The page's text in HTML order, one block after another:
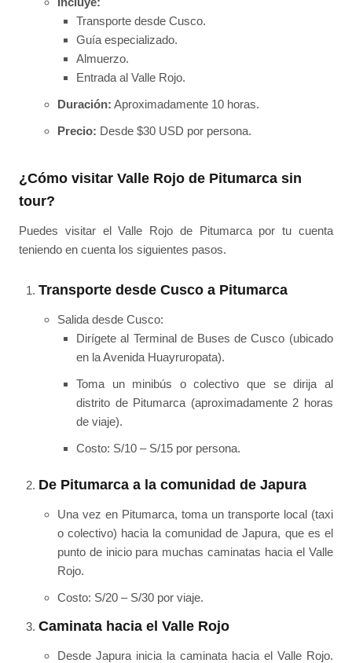
Transporte desde Cusco.
Guía especializado.
Almuerzo.
Entrada al Valle Rojo.
Duración: Aproximadamente 10 horas.
Precio: Desde $30 USD por persona.
¿Cómo visitar Valle Rojo de Pitumarca sin
tour?
Puedes visitar el Valle Rojo de Pitumarca por tu cuenta
teniendo en cuenta los siguientes pasos.
Transporte desde Cusco a Pitumarca
Salida desde Cusco:
Dirígete al Terminal de Buses de Cusco (ubicado
en la Avenida Huayruropata).
Toma un minibús o colectivo que se dirija al
distrito de Pitumarca (aproximadamente 2 horas
de viaje).
Costo: S/10 – S/15 por persona.
De Pitumarca a la comunidad de Japura
Una vez en Pitumarca, toma un transporte local (taxi
o colectivo) hacia la comunidad de Japura, que es el
punto de inicio para muchas caminatas hacia el Valle
Rojo.
Costo: S/20 – S/30 por viaje.
Caminata hacia el Valle Rojo
Desde Japura inicia la caminata hacia el Valle Rojo.